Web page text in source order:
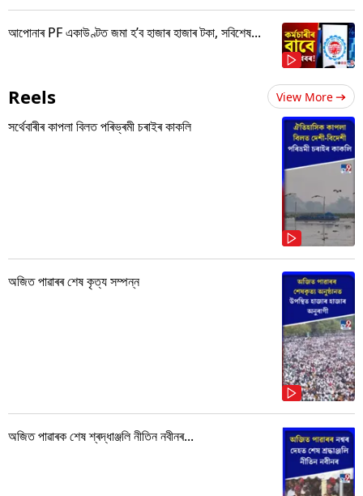
আপোনাৰ PF একাউণ্টত জমা হ’ব হাজাৰ হাজাৰ টকা, সবিশেষ...
Reels View More
সৰ্থেবাৰীৰ কাপলা বিলত পৰিভ্ৰমী চৰাইৰ কাকলি
অজিত পাৱাৰৰ শেষ কৃত্য সম্পন্ন
অজিত পাৱাৰক শেষ শ্ৰদ্ধাঞ্জলি নীতিন নবীনৰ...